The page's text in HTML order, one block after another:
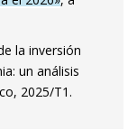
la inversión
un análisis
2025/T1.